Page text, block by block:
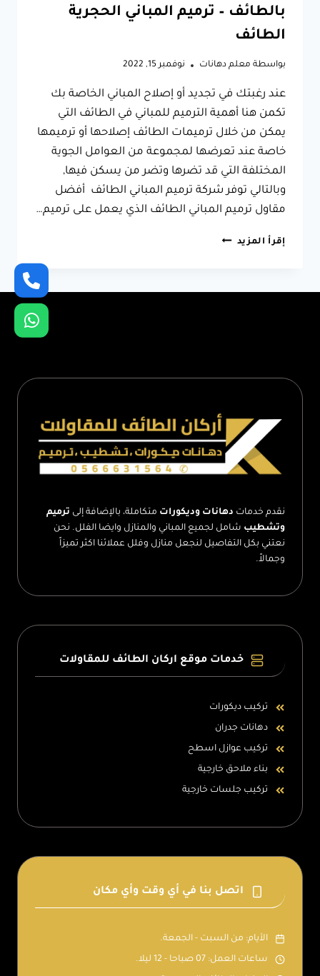
بالطائف – ترميم المباني الحجرية
الطائف
بواسطة معلم دهانات نوفمبر 15, 2022
عند رغبتك في تجديد أو إصلاح المباني الخاصة بك
تكمن هنا أهمية الترميم للمباني في الطائف التي
يمكن من خلال ترميمات الطائف إصلاحها أو ترميمها
خاصة عند تعرضها لمجموعة من العوامل الجوية
المختلفة التي قد تضرها وتضر من يسكن فيها,
وبالتالي توفر شركة ترميم المباني الطائف أفضل
مقاول ترميم المباني الطائف الذي يعمل على ترميم…
إقرأ المزيد مقاول
المباني
الحجرية
الطائف
نقدم خدمات دهانات وديكورات متكاملة، بالإضافة إلى ترميم
وتشطيب شامل لجميع المباني والمنازل وايضا الفلل. نحن
نعتني بكل التفاصيل لنجعل منازل وفلل عملائنا اكثر تميزاً
وجمالاً.
خدمات موقع اركان الطائف للمقاولات
تركيب ديكورات
دهانات جدران
تركيب عوازل اسطح
بناء ملاحق خارجية
تركيب جلسات خارجية
اتصل بنا في أي وقت وأي مكان
الأيام: من السبت - الجمعة.
ساعات العمل: 07 صباحا - 12 ليلا.